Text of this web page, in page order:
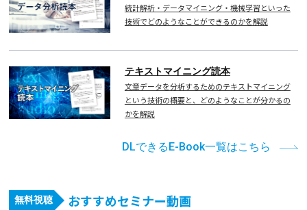
統計解析・データマイニング・機械学習といった
技術でどのようなことができるのかを解説
テキストマイニング読本
文章データを分析するためのテキストマイニング
という技術の概要と、どのようなことが分かるの
かを解説
DLできるE-Book一覧はこちら
無料視聴 おすすめセミナー動画